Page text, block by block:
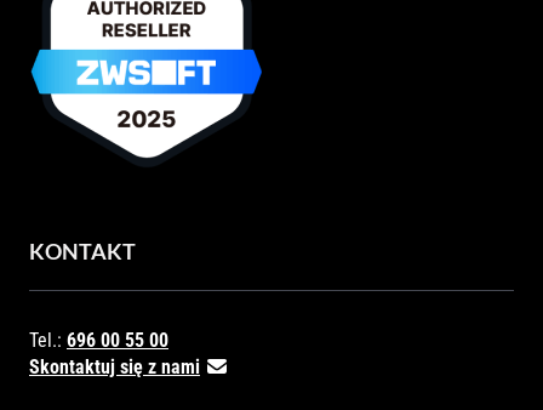
KONTAKT
Tel.: 696 00 55 00
Skontaktuj się z nami